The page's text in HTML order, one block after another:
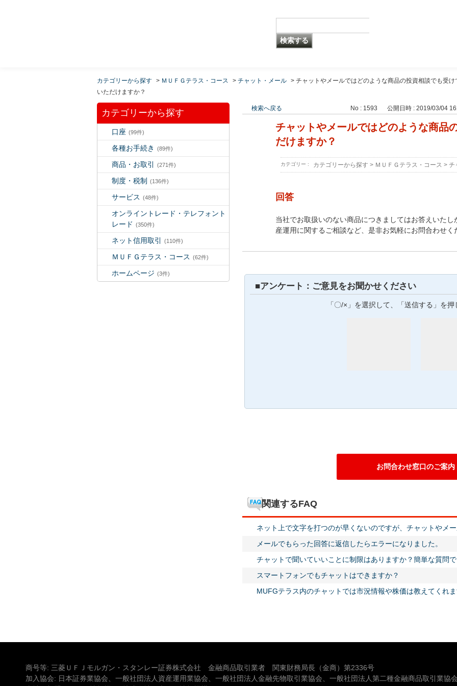
カテゴリーから探す > ＭＵＦＧテラス・コース > チャット・メール > チャットやメールではどのような商品の投資相談でも受け
いただけますか？
カテゴリーから探す
口座 (99件)
各種お手続き (89件)
商品・お取引 (271件)
制度・税制 (136件)
サービス (48件)
オンライントレード・テレフォント
レード (350件)
ネット信用取引 (110件)
ＭＵＦＧテラス・コース (62件)
ホームページ (3件)
検索へ戻る No : 1593 公開日時 : 2019/03/04
チャットやメールではどのような商品
だけますか？
カテゴリー : カテゴリーから探す > ＭＵＦＧテラス・コース > チ
回答
当社でお取扱いのない商品につきましてはお答えいた
産運用に関するご相談など、是非お気軽にお問合わせく
■アンケート：ご意見をお聞かせください
「〇/×」を選択して、「送信する」を押
お問合わせ窓口のご案内
関連するFAQ
ネット上で文字を打つのが早くないのですが、チャットやメ
メールでもらった回答に返信したらエラーになりました。
チャットで聞いていいことに制限はありますか？簡単な質問
スマートフォンでもチャットはできますか？
MUFGテラス内のチャットでは市況情報や株価は教えてくれま
商号等: 三菱ＵＦＪモルガン・スタンレー証券株式会社 金融商品取引業者 関東財務局長（金商）第2336号
加入協会: 日本証券業協会、一般社団法人資産運用業協会、一般社団法人金融先物取引業協会、一般社団法人第二種金融商品取引業協